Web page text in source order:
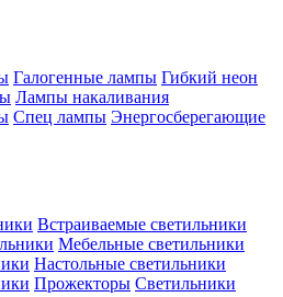
Галогенные лампы Гибкий неон
Лампы накаливания
Спец лампы Энергосберегающие
Встраиваемые светильники
Мебельные светильники
Настольные светильники
Прожекторы Светильники